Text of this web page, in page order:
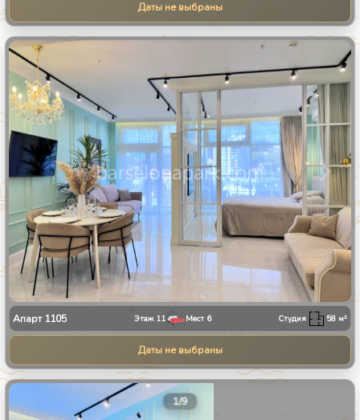
Даты не выбраны
Апарт 1105 Этаж 11 Мест 6 Студия 58 м²
Даты не выбраны
1/9